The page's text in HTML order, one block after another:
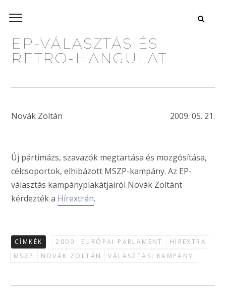
EP-VÁLASZTÁS ÉS
RETRO-HANGULAT
Novák Zoltán 2009. 05. 21.
Új pártimázs, szavazók megtartása és mozgósítása,
célcsoportok, elhibázott MSZP-kampány. Az EP-
választás kampányplakátjairól Novák Zoltánt
kérdezték a Hírextrán.
CÍMKÉK 2009 EURÓPAI PARLAMENT
HÍREXTRA
MSZP
NOVÁK ZOLTÁN VÁLASZTÁSI KAMPÁNY